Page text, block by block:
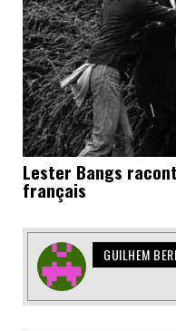
Lester Bangs
français
GUILHEM